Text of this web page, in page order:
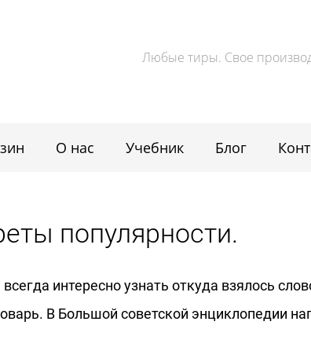
Любые тиры. Свое
О нас Учебник Блог
популярности.
интересно узнать откуда взялось
В Большой советской энциклопедии